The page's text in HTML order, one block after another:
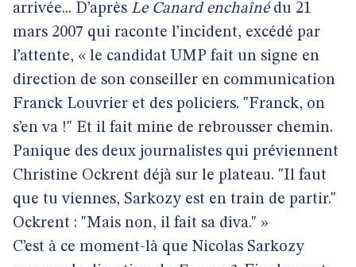
arrivée... D’après Le Canard enchaînédu 21
mars 2007 qui raconte l’incident, excédé par
l’attente, « le candidat UMP fait un signe en
direction de son conseiller en communication
Franck Louvrier et des policiers. "Franck, on
s’en va !" Et il fait mine de rebrousser chemin.
Panique des deux journalistes qui préviennent
Christine Ockrent déjà sur le plateau. "Il faut
que tu viennes, Sarkozy est en train de partir."
Ockrent : "Mais non, il fait sa diva." »
C’est à ce moment-là que Nicolas Sarkozy